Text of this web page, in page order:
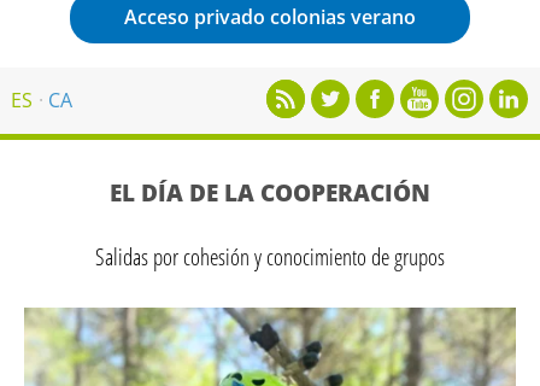
Acceso privado colonias verano
ES CA
EL DÍA DE LA COOPERACIÓN
Salidas por cohesión y conocimiento de grupos